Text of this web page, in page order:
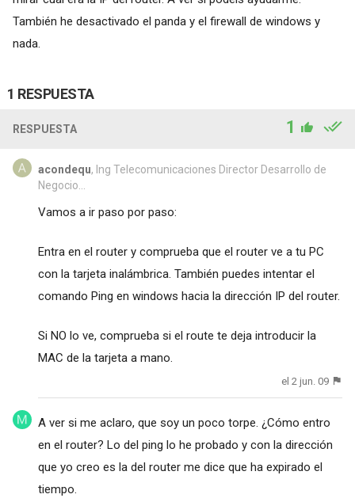
También he desactivado el panda y el firewall de windows y
nada.
1 RESPUESTA
RESPUESTA 1
acondequ, Ing Telecomunicaciones Director Desarrollo de
Negocio...
Vamos a ir paso por paso:
Entra en el router y comprueba que el router ve a tu PC
con la tarjeta inalámbrica. También puedes intentar el
comando Ping en windows hacia la dirección IP del router.
Si NO lo ve, comprueba si el route te deja introducir la
MAC de la tarjeta a mano.
el 2 jun. 09
A ver si me aclaro, que soy un poco torpe. ¿Cómo entro
en el router? Lo del ping lo he probado y con la dirección
que yo creo es la del router me dice que ha expirado el
tiempo.